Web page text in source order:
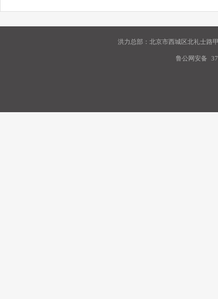
洪力总部：北京市西城区北礼士路
鲁公网安备